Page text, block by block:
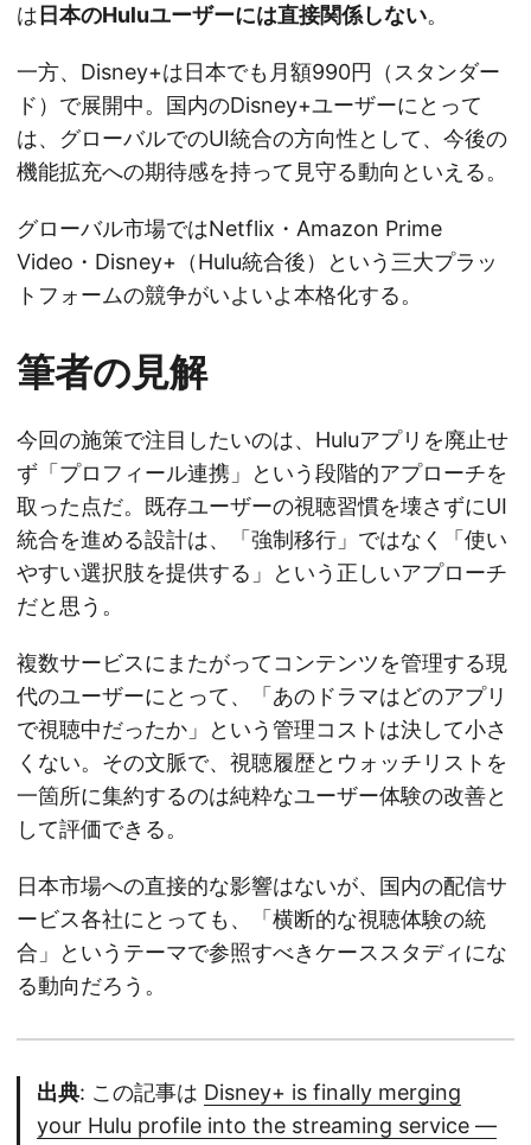
は 日本のHuluユーザーには直接関係しない。
一方、Disney+は日本でも月額990円（スタンダー
ド）で展開中。国内のDisney+ユーザーにとって
は、グローバルでのUI統合の方向性として、今後の
機能拡充への期待感を持って見守る動向といえる。
グローバル市場ではNetflix・Amazon Prime
Video・Disney+（Hulu統合後）という三大プラッ
トフォームの競争がいよいよ本格化する。
筆者の見解
今回の施策で注目したいのは、Huluアプリを廃止せ
ず「プロフィール連携」という段階的アプローチを
取った点だ。既存ユーザーの視聴習慣を壊さずにUI
統合を進める設計は、「強制移行」ではなく「使い
やすい選択肢を提供する」という正しいアプローチ
だと思う。
複数サービスにまたがってコンテンツを管理する現
代のユーザーにとって、「あのドラマはどのアプリ
で視聴中だったか」という管理コストは決して小さ
くない。その文脈で、視聴履歴とウォッチリストを
一箇所に集約するのは純粋なユーザー体験の改善と
して評価できる。
日本市場への直接的な影響はないが、国内の配信サ
ービス各社にとっても、「横断的な視聴体験の統
合」というテーマで参照すべきケーススタディにな
る動向だろう。
出典: この記事は Disney+ is finally merging
your Hulu profile into the streaming service —